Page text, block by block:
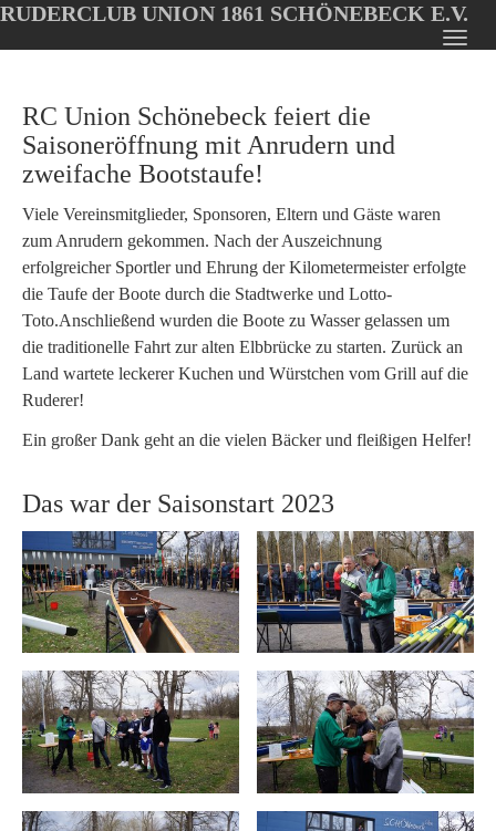
Oops, an error occurred! Code: 20260808112216185fe94e
main
content
RUDERCLUB UNION 1861 SCHÖNEBECK E.V.
RC Union Schönebeck feiert die
Saisoneröffnung mit Anrudern und
zweifache Bootstaufe!
Viele Vereinsmitglieder, Sponsoren, Eltern und Gäste waren
zum Anrudern gekommen. Nach der Auszeichnung
erfolgreicher Sportler und Ehrung der Kilometermeister erfolgte
die Taufe der Boote durch die Stadtwerke und Lotto-
Toto.Anschließend wurden die Boote zu Wasser gelassen um
die traditionelle Fahrt zur alten Elbbrücke zu starten. Zurück an
Land wartete leckerer Kuchen und Würstchen vom Grill auf die
Ruderer!
Ein großer Dank geht an die vielen Bäcker und fleißigen Helfer!
Das war der Saisonstart 2023